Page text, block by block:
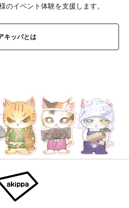
のイベント体験を支援します。
キッパとは